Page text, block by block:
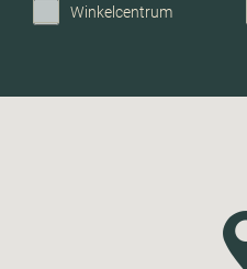
Winkelcentrum